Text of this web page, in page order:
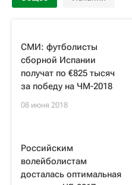
СМИ: футболисты
сборной Испании
получат по €825 тысяч
за победу на ЧМ-2018
08 июня 2018
Российским
волейболистам
досталась оптимальная